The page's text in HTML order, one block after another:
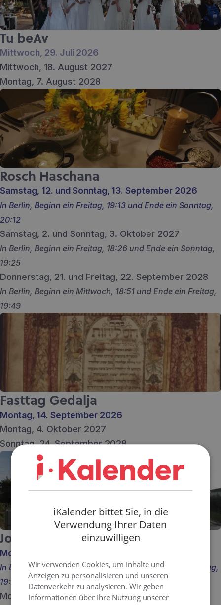
Tu beAv
Mittwoch, 29. Juli 2026
Mittwoch, 18. August 2027
Montag, 7. August 2028
Rosch Haschana
Samstag, 12. und Sonntag, 13. September 2026
In Berlin, Beginn ein Freitag, 19:13 und Ende ein Sonntag,
20:12
Samstag, 2. und Sonntag, 3. Oktober 2027
In Berlin, Beginn ein Freitag, 18:26 und Ende ein Sonntag,
19:25
Donnerstag, 21. und Freitag, 22. September 2028
In Berlin, Beginn ein Mittwoch, 18:51 und Ende ein Freitag,
19:49
Fasttag Gedalja
Montag, 14. September 2026
Montag, 4. Oktober 2027
Sonntag, 24. September 2028
Jom Kippur
Montag, 21. September 2026
In Berlin, Beginn ein Sonntag, 18:52 und Ende ein Montag,
19:53
Montag, 11. Oktober 2027
iKalender bittet Sie, in die
Verwendung Ihrer Daten
einzuwilligen
Wir verwenden Cookies, um Inhalte und
Anzeigen zu personalisieren und unseren
Datenverkehr zu analysieren. Wir geben
Informationen über Ihre Nutzung unserer